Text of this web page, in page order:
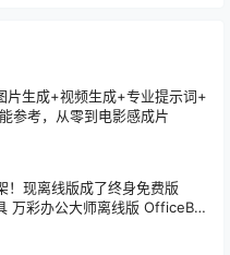
片生成+视频生成+专业提示词+
参考，从零到电影感成片
！现离线版成了终身免费版
万彩办公大师离线版 OfficeBo